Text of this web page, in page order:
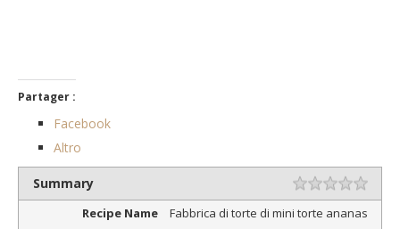
Partager :
Facebook
Altro
Summary Valutazione
Recipe Name
Fabbrica di torte di mini torte ananas